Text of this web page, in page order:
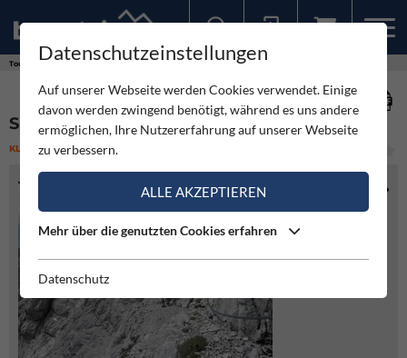
Touren
SENTIERO LEVA - TERRA ROSSA
KLETTERSTEIG MITTEL
TOURENINFO
Datenschutzeinstellungen
Auf unserer Webseite werden Cookies verwendet. Einige
davon werden zwingend benötigt, während es uns andere
ermöglichen, Ihre Nutzererfahrung auf unserer Webseite
zu verbessern.
ALLE AKZEPTIEREN
Mehr über die genutzten Cookies erfahren
Datenschutz